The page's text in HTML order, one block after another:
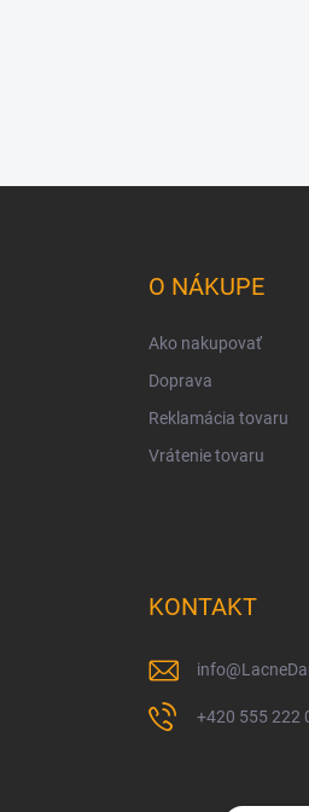
O NÁKUPE
Ako nakupovať
Doprava
Reklamácia tovaru
Vrátenie tovaru
KONTAKT
info@
+420 555 222